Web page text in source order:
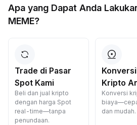
Apa yang Dapat Anda
MEME?
Trade di Pasar
Spot Kami
Beli dan jual kripto
dengan harga Spot
real-time—tanpa
penundaan.
Kripto
Konversi
dan mudah.